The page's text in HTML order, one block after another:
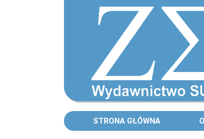
STRONA GŁÓWNA